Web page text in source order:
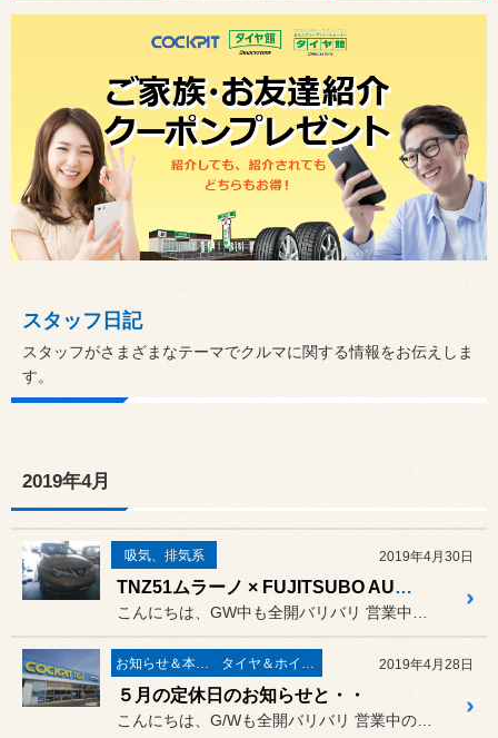
スタッフ日記
スタッフがさまざまなテーマでクルマに関する情報をお伝えしま
す。
2019年4月
吸気、排気系 2019年4月30日
TNZ51ムラーノ × FUJITSUBO AUTHORIZE S取付！
お知らせ＆本日の出来事 タイヤ＆ホイール 2019年4月28日
５月の定休日のお知らせと・・